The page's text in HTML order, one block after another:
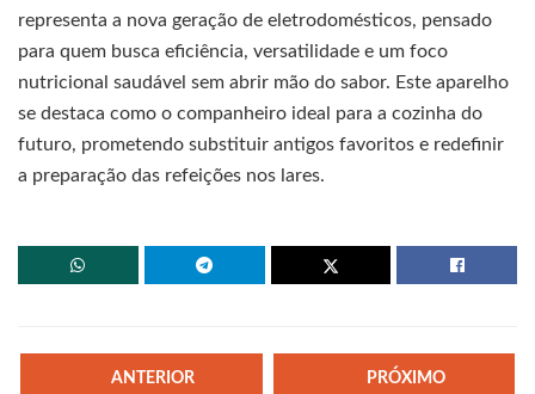
representa a nova geração de eletrodomésticos, pensado
para quem busca eficiência, versatilidade e um foco
nutricional saudável sem abrir mão do sabor. Este aparelho
se destaca como o companheiro ideal para a cozinha do
futuro, prometendo substituir antigos favoritos e redefinir
a preparação das refeições nos lares.
ANTERIOR PRÓXIMO